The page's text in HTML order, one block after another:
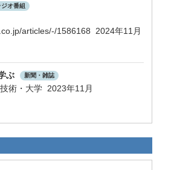
オ番組
articles/-/1586168 2024年11月
ぶ 新聞・雑誌
術・大学 2023年11月